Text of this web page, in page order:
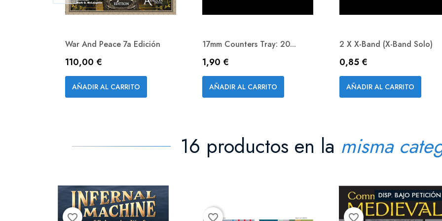

War And Peace 7a Edición
Precio
110,00 €
AÑADIR AL CARRITO
17mm Counters Tray: 20...
Precio
1,90 €
AÑADIR AL CARRITO
2 X X-Band (X-Band Solo)
Precio
0,85 €
AÑADIR AL CARRITO
16 productos en la misma
favorite_border favorite_border
DISP. BAJO PETICIÓN
favorite_border